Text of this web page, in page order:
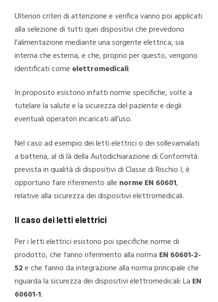
Ulteriori criteri di attenzione e verifica vanno poi applicati
alla selezione di tutti quei dispositivi che prevedono
l’alimentazione mediante una sorgente elettrica, sia
interna che esterna, e che, proprio per questo, vengono
identificati come elettromedicali.
In proposito esistono infatti norme specifiche, volte a
tutelare la salute e la sicurezza del paziente e degli
eventuali operatori incaricati all’uso.
Nel caso ad esempio dei letti elettrici o dei sollevamalati
a batteria, al di là della Autodichiarazione di Conformità
prevista in qualità di dispositivi di Classe di Rischio I, è
opportuno fare riferimento alle norme EN 60601,
relative alla sicurezza dei dispositivi elettromedicali.
Il caso dei letti elettrici
Per i letti elettrici esistono poi specifiche norme di
prodotto, che fanno riferimento alla norma EN 60601-2-
52e che fanno da integrazione alla norma principale che
riguarda la sicurezza dei dispositivi elettromedicali: La EN
60601-1.